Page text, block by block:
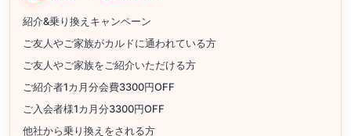
紹介&乗り換えキャンペーン
ご友人やご家族がカルドに通われている方
ご友人やご家族をご紹介いただける方
ご紹介者1カ月分会費3300円OFF
ご入会者様1カ月分3300円OFF
他社から乗り換えをされる方